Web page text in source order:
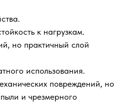
к нагрузкам.
но практичный слой
использования.
повреждений, но
и чрезмерного